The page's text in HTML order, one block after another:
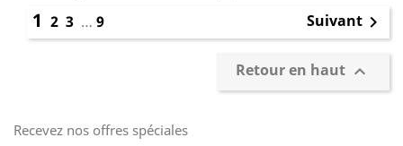
1 2 3 … 9 Suivant 
Retour en haut 
Recevez nos offres spéciales